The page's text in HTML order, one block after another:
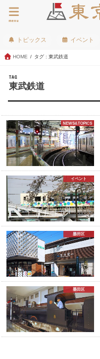
menu
トピックス イベント
HOME タグ : 東武鉄道
TAG
東武鉄道
NEWS&TOPICS
イベント
墨田区
墨田区